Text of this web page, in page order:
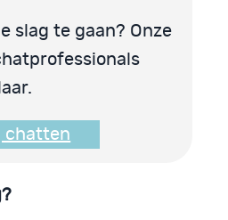
slag te gaan? Onze
chatten